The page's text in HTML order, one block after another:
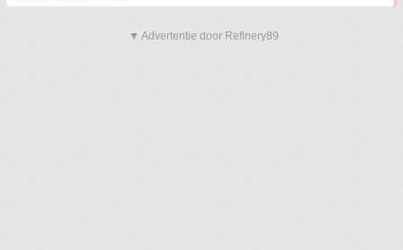
▼ Advertentie door Refinery89